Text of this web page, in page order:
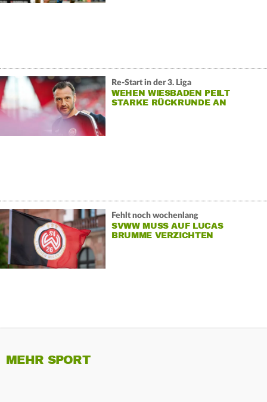
Re-Start in der 3. Liga
WEHEN WIESBADEN PEILT
STARKE RÜCKRUNDE AN
Fehlt noch wochenlang
SVWW MUSS AUF LUCAS
BRUMME VERZICHTEN
MEHR SPORT